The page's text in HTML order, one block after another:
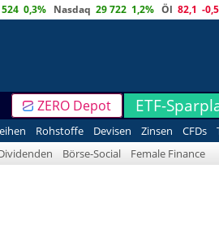
524 0,3% Nasdaq 29 722 1,2% Öl 82,1 -
ZERO Depot ETF-
Rohstoffe Devisen Zinsen CFDs
Börse-Social Female Finance